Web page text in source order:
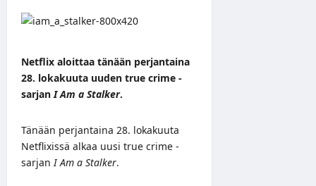
Netflix aloittaa tänään perjantaina
28. lokakuuta uuden true crime -
sarjan I Am a Stalker.
Tänään perjantaina 28. lokakuuta
Netflixissä alkaa uusi true crime -
sarjan I Am a Stalker.